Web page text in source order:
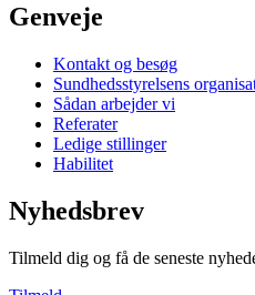
Genveje
Kontakt og besøg
Sundhedsstyrelsens
Sådan arbejder vi
Referater
Ledige stillinger
Habilitet
Nyhedsbrev
Tilmeld dig og få de seneste